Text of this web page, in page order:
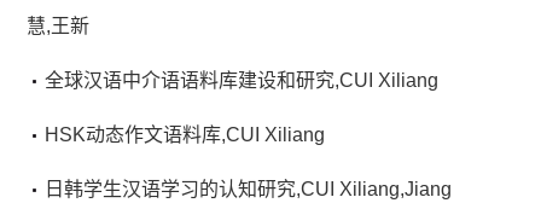
慧,王新
全球汉语中介语语料库建设和研究,CUI Xiliang
HSK动态作文语料库,CUI Xiliang
日韩学生汉语学习的认知研究,CUI Xiliang,Jiang